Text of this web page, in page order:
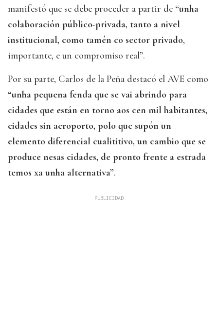
manifestó que se debe proceder a partir de “unha
colaboración público-privada, tanto a nivel
institucional, como tamén co sector privado,
importante, e un compromiso real”.
Por su parte, Carlos de la Peña destacó el AVE como
“unha pequena fenda que se vai abrindo para
cidades que están en torno aos cen mil habitantes,
cidades sin aeroporto, polo que supón un
elemento diferencial cualititivo, un cambio que se
produce nesas cidades, de pronto frente a estrada
temos xa unha alternativa”.